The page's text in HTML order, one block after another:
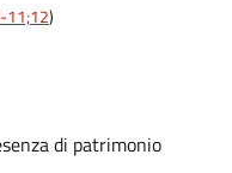
11;12)
di patrimonio